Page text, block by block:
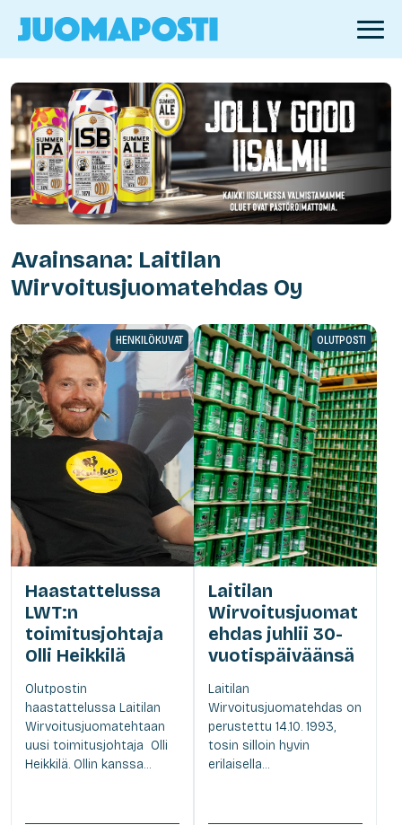
Avainsana: Laitilan
Wirvoitusjuomatehdas Oy
HENKILÖKUVAT
Haastattelussa
LWT:n
toimitusjohtaja
Olli Heikkilä
Olutpostin
haastattelussa Laitilan
Wirvoitusjuomatehtaan
uusi toimitusjohtaja Olli
Heikkilä. Ollin kanssa...
OLUTPOSTI
Laitilan
Wirvoitusjuomat
ehdas juhlii 30-
vuotispäiväänsä
Laitilan
Wirvoitusjuomatehdas on
perustettu 14.10. 1993,
tosin silloin hyvin
erilaisella...